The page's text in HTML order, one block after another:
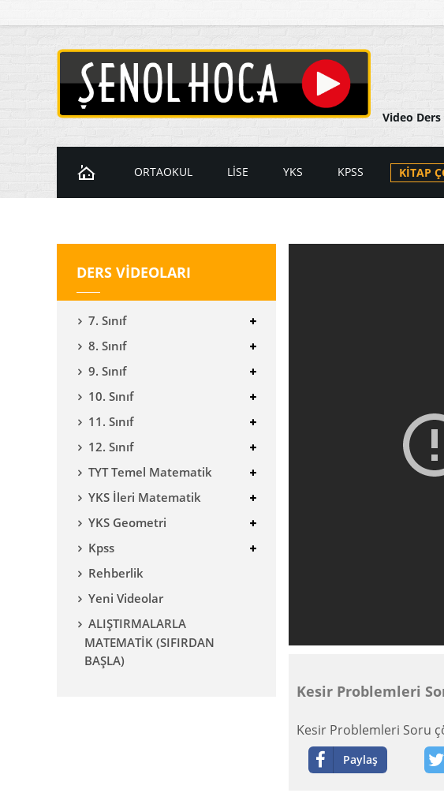
Video Ders
ORTAOKUL
8. Sınıf Videoları
LİSE
11. Sınıf Videoları
12. Sınıf Videoları
YKS KPSS KİTAP
DERS VİDEOLARI
7. Sınıf
8. Sınıf
9. Sınıf
10. Sınıf
11. Sınıf
12. Sınıf
TYT Temel Matematik
YKS İleri Matematik
YKS Geometri
Kpss
Rehberlik
Yeni Videolar
ALIŞTIRMALARLA
MATEMATİK (SIFIRDAN
BAŞLA)
Kesir Problemleri
Kesir Problemleri Soru
Paylaş